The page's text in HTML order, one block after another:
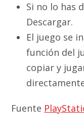
Si no lo has
Descargar.
El juego se
función del
copiar y
Fuente